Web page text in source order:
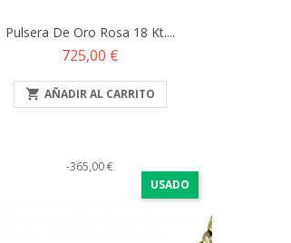
Pulsera De Oro Rosa 18 Kt....
Precio
725,00 €
 AÑADIR AL CARRITO
USADO
-365,00 €